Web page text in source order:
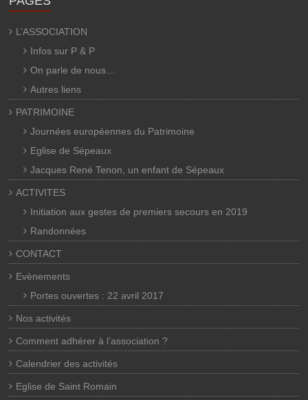
L’ASSOCIATION
Infos sur P & P
On parle de nous…
Autres liens
PATRIMOINE
Journées européennes du Patrimoine
Eglise de Sépeaux
Jacques René Tenon, un enfant de Sépeaux
ACTIVITES
Initiation aux gestes de premiers secours en 2019
Randonnées
CONTACT
Evènements
Portes ouvertes : 22 avril 2017
Nos activités
Comment adhérer à l’association ?
Calendrier des activités
Eglise de Saint Romain